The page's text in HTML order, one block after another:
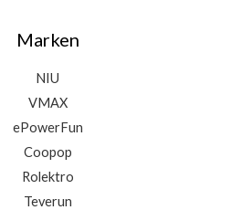
Marken
NIU
VMAX
ePowerFun
Coopop
Rolektro
Teverun